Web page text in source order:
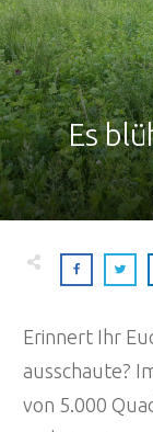
Es
Erinnert Ihr
ausschaute?
von 5.000